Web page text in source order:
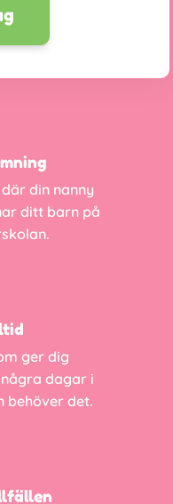
din nanny
ditt barn på
ger dig
dagar i
behöver det.